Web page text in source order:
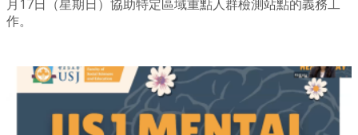
月17日（星期日）協助特定區域重點人群檢測站點的義務工
作。